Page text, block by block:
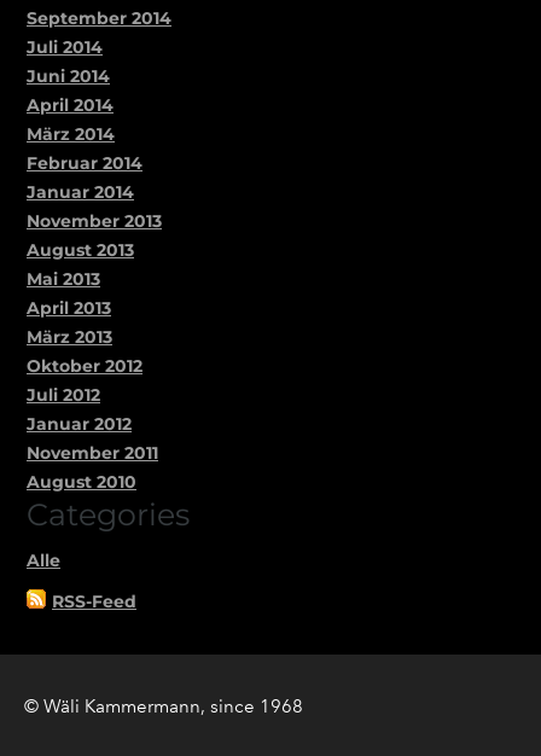
September 2014
Juli 2014
Juni 2014
April 2014
März 2014
Februar 2014
Januar 2014
November 2013
August 2013
Mai 2013
April 2013
März 2013
Oktober 2012
Juli 2012
Januar 2012
November 2011
August 2010
Categories
Alle
RSS-Feed
© Wäli Kammermann, since 1968